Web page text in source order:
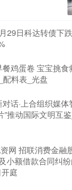
29日科达转债下
餐鸡蛋卷 宝宝挑食
配料表_光盘
话·上合组织媒
”推动国际文明互
网 招联消费金融
小额借款合同纠
庭